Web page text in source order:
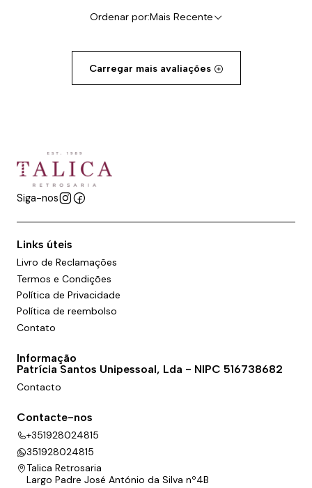
Ordenar por:Mais Recente
Carregar mais avaliações
Siga-nos
Links úteis
Livro de Reclamações
Termos e Condições
Política de Privacidade
Política de reembolso
Contato
Informação
Patrícia Santos Unipessoal, Lda - NIPC 516738682
Contacto
Contacte-nos
+351928024815
351928024815
Talica Retrosaria
Largo Padre José António da Silva nº4B